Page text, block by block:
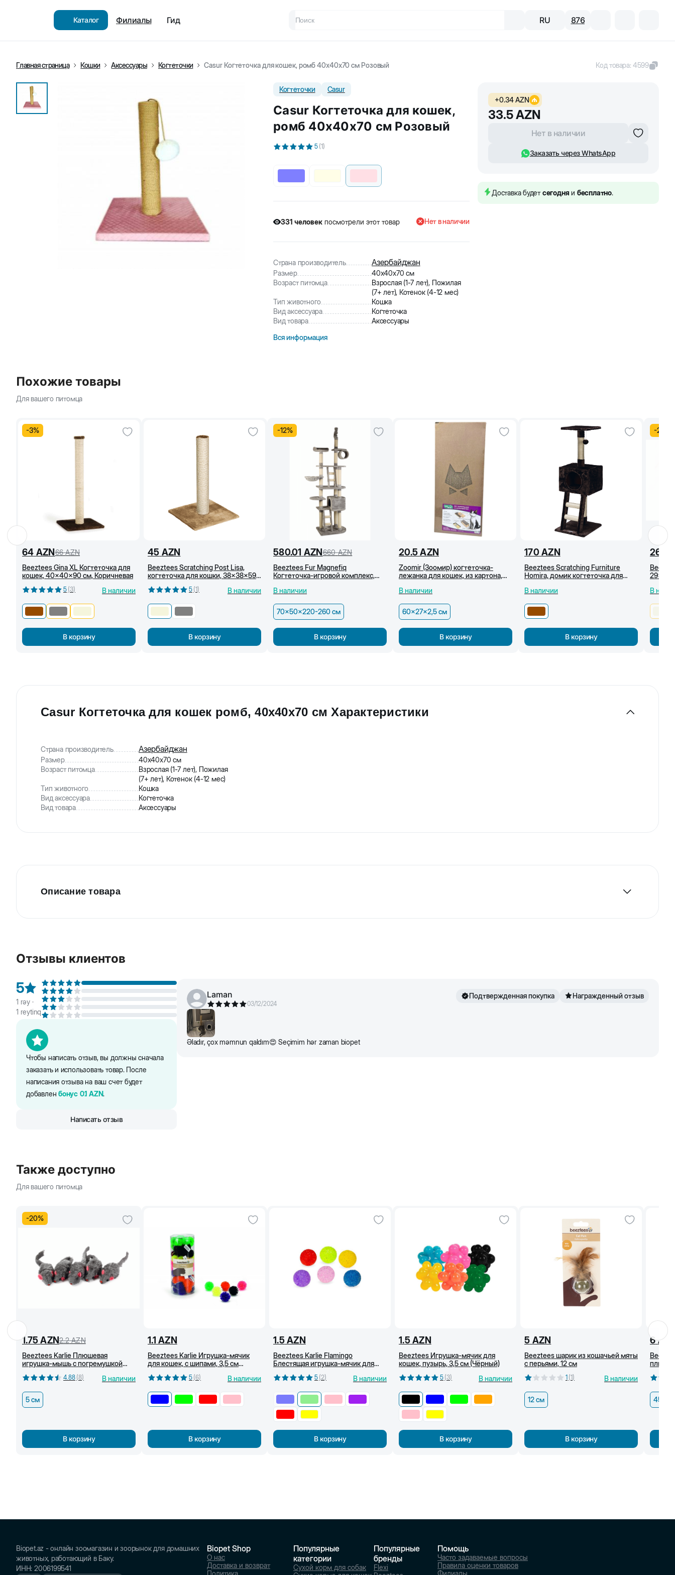
Каталог Филиалы Гид RU 876
Главная страница Кошки Аксессуары Когтеточки Casur Когтеточка для кошек, ромб 40x40x70 см Розовый Код товара:4599
Когтеточки Casur
Casur Когтеточка для кошек,
ромб 40x40x70 см Розовый
5 (1)
331 человек посмотрели этот товар
Нет в наличии
Страна производитель Азербайджан
Размер
40x40x70 см
Возраст питомца
Взрослая (1-7 лет), Пожилая
(7+ лет), Котенок (4-12 мес)
Тип животного
Кошка
Вид аксессуара
Когтеточка
Вид товара
Аксессуары
Вся информация
+0.34AZN
33.5AZN
Нет в наличии
Заказать через WhatsApp
Доставка будетсегодня и бесплатно.
Похожие товары
Для вашего питомца
-3%
64 AZN66 AZN
Beeztees Gina XL Когтеточка для
кошек, 40x40x90 см, Коричневая
5 (3) В наличии
В корзину
45 AZN
Beeztees Scratching Post Lisa,
когтеточка для кошки, 38x38x59
5 (1) В наличии
В корзину
-12%
580.01 AZN660 AZN
Beeztees Fur Magnefiq
Когтеточка-игровой комплекс,
В наличии
70x50x220-260 см
В корзину
20.5 AZN
Zoomir (Зоомир) когтеточка-
лежанка для кошек, из картона,
В наличии
60x27x2,5 см
В корзину
170 AZN
Beeztees Scratching Furniture
Homira, домик когтеточка для
В наличии
В корзину
-20
26.5
В
Casur Когтеточка для кошек ромб, 40x40x70 см Характеристики
Страна производитель Азербайджан
Размер
40x40x70 см
Возраст питомца
Взрослая (1-7 лет), Пожилая
(7+ лет), Котенок (4-12 мес)
Тип животного
Кошка
Вид аксессуара
Когтеточка
Вид товара
Аксессуары
Описание товара
Ширина нижнего блока-40
Высота-70
Окраска нижнего блока- pозовый
Отзывы клиентов
5
1 rəy ·
1 reytinq
Чтобы написать отзыв, вы должны сначала
заказать и использовать товар. После
написания отзыва на ваш счет будет
добавленбонус 0.1 AZN.
Написать отзыв
Laman
03/12/2024
Подтвержденная покупка Награжденный отзыв
Əladır, çox məmnun qaldım😍 Seçimim hər zaman biopet
Также доступно
Для вашего питомца
-20%
1.75 AZN2.2 AZN
Beeztees Karlie Плюшевая
игрушка-мышь с погремушкой
4.88 (8) В наличии
5 см
В корзину
1.1 AZN
Beeztees Karlie Игрушка-мячик
для кошек, с шипами, 3,5 см
5 (6) В наличии
В корзину
1.5 AZN
Beeztees Karlie Flamingo
Блестящая игрушка-мячик для
5 (2) В наличии
В корзину
1.5 AZN
Beeztees Игрушка-мячик для
кошек, пузырь, 3,5 см (Чёрный)
5 (3) В наличии
В корзину
5 AZN
Beeztees шарик из кошачьей мяты
с перьями, 12 см
1 (1) В наличии
12 см
В корзину
6
45,5
Biopet.az - онлайн зоомагазин и зоорынок для домашних
животных, работающий в Баку.
ИНН: 2006199541
Biopet Shop
О нас
Доставка и возврат
Популярные
категории
Сухой корм для собак
Популярные
бренды
Flexi
Помощь
Часто задаваемые вопросы
Правила оценки товаров